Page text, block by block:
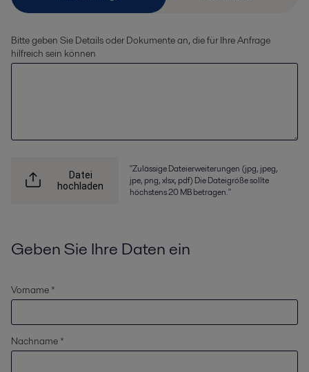
Bitte geben Sie Details oder Dokumente an, die für Ihre Anfrage
hilfreich sein können
Datei
hochladen
"Zulässige Dateierweiterungen (jpg, jpeg,
jpe, png, xlsx, pdf) Die Dateigröße sollte
höchstens 20 MB betragen."
Geben Sie Ihre Daten ein
Vorname *
Nachname *